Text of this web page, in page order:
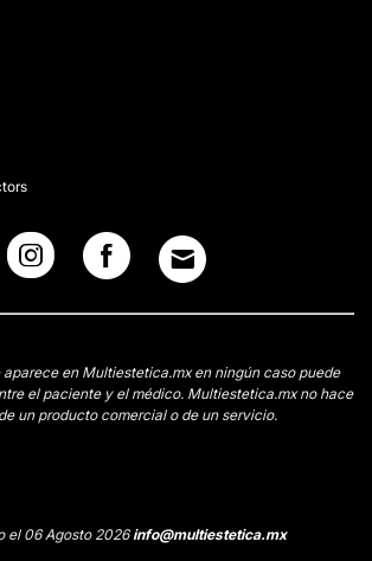
en Multiestetica.mx en ningún caso puede
el paciente y el médico. Multiestetica.mx no hace
un producto comercial o de un servicio.
el 06 Agosto 2026info@multiestetica.mx